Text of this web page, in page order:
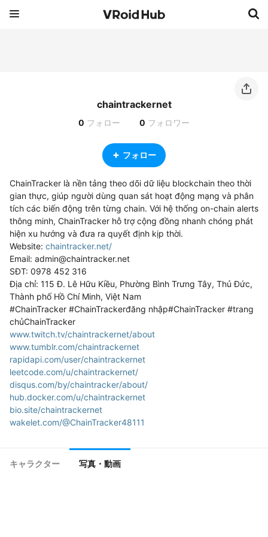
chaintrackernet
0 フォロー 0 フォロワー
フォロー
ChainTracker là nền tảng theo dõi dữ liệu blockchain theo thời
gian thực, giúp người dùng quan sát hoạt động mạng và phân
tích các biến động trên từng chain. Với hệ thống on-chain alerts
thông minh, ChainTracker hỗ trợ cộng đồng nhanh chóng phát
hiện xu hướng và đưa ra quyết định kịp thời.
Website: chaintracker.net/
Email: admin@chaintracker.net
SĐT: 0978 452 316
Địa chỉ: 115 Đ. Lê Hữu Kiều, Phường Bình Trưng Tây, Thủ Đức,
Thành phố Hồ Chí Minh, Việt Nam
#ChainTracker #ChainTrackerđăng nhập#ChainTracker #trang
www.twitch.tv/chaintrackernet/about
www.tumblr.com/chaintrackernet
rapidapi.com/user/chaintrackernet
leetcode.com/u/chaintrackernet/
disqus.com/by/chaintracker/about/
hub.docker.com/u/chaintrackernet
bio.site/chaintrackernet
wakelet.com/@ChainTracker48111
www.thepetservicesweb.com/board/board_topic/2701171/784
4597.htm
キャラクター 写真・動画